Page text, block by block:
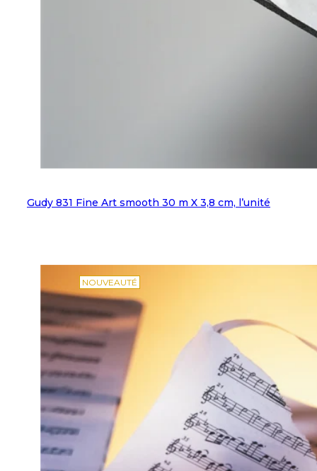
Gudy 831 Fine Art smooth 30 m X 3,8 cm, l’unité
NOUVEAUTÉ